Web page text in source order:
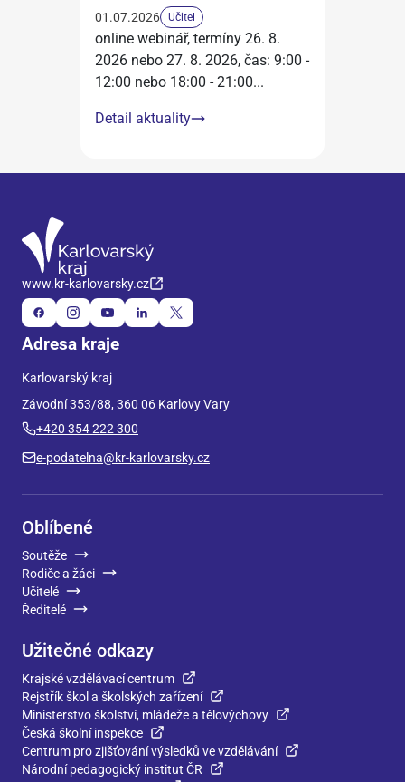
01.07.2026 Učitel
online webinář, termíny 26. 8.
2026 nebo 27. 8. 2026, čas: 9:00 -
12:00 nebo 18:00 - 21:00...
Detail aktuality
www.kr-karlovarsky.cz
Adresa kraje
Karlovarský kraj
Závodní 353/88, 360 06 Karlovy Vary
+420 354 222 300
e-podatelna@kr-karlovarsky.cz
Oblíbené
Soutěže
Rodiče a žáci
Učitelé
Ředitelé
Užitečné odkazy
Krajské vzdělávací centrum
Rejstřík škol a školských zařízení
Ministerstvo školství, mládeže a tělovýchovy
Česká školní inspekce
Centrum pro zjišťování výsledků ve vzdělávání
Národní pedagogický institut ČR